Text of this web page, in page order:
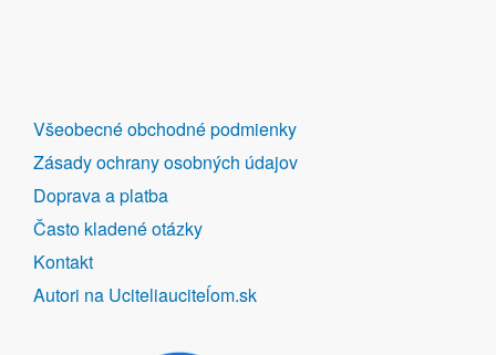
DALŠÍ
ODKAZY
Všeobecné obchodné podmienky
Zásady ochrany osobných údajov
Doprava a platba
Často kladené otázky
Kontakt
Autori na Uciteliauciteĺom.sk